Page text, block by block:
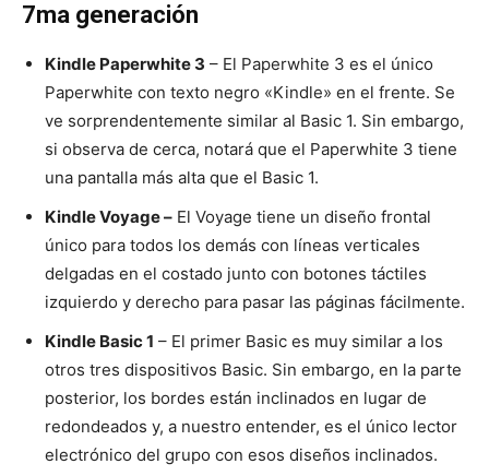
7ma generación
Kindle Paperwhite 3 – El Paperwhite 3 es el único
Paperwhite con texto negro «Kindle» en el frente. Se
ve sorprendentemente similar al Basic 1. Sin embargo,
si observa de cerca, notará que el Paperwhite 3 tiene
una pantalla más alta que el Basic 1.
Kindle Voyage – El Voyage tiene un diseño frontal
único para todos los demás con líneas verticales
delgadas en el costado junto con botones táctiles
izquierdo y derecho para pasar las páginas fácilmente.
Kindle Basic 1 – El primer Basic es muy similar a los
otros tres dispositivos Basic. Sin embargo, en la parte
posterior, los bordes están inclinados en lugar de
redondeados y, a nuestro entender, es el único lector
electrónico del grupo con esos diseños inclinados.